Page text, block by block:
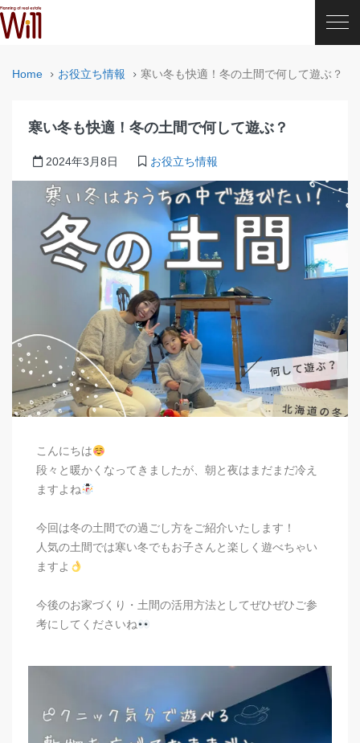
Home お役立ち情報 寒い冬も快適！冬の土間で何して遊ぶ？
寒い冬も快適！冬の土間で何して遊ぶ？
2024年3月8日 お役立ち情報
こんにちは
段々と暖かくなってきましたが、朝と夜はまだまだ冷え
ますよね
今回は冬の土間での過ごし方をご紹介いたします！
人気の土間では寒い冬でもお子さんと楽しく遊べちゃい
ますよ
今後のお家づくり・土間の活用方法としてぜひぜひご参
考にしてくださいね